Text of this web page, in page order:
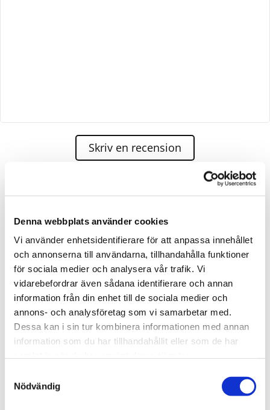
Denna webbplats använder cookies
Vi använder enhetsidentifierare för att anpassa innehållet
och annonserna till användarna, tillhandahålla funktioner
för sociala medier och analysera vår trafik. Vi
vidarebefordrar även sådana identifierare och annan
information från din enhet till de sociala medier och
annons- och analysföretag som vi samarbetar med.
Dessa kan i sin tur kombinera informationen med annan
information som du har tillhandahållit eller som de har
Nödvändig
Skriv en recension
Bärgnings-Niklas AB Vägassistans 24H agerar assistans
Mrf-bärgarna
Allbärgning
Scania bärgning
Volvo action
Volvo assistance